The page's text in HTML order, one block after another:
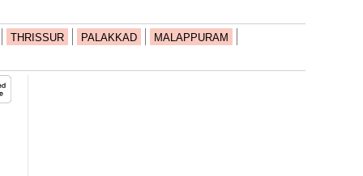
THRISSUR PALAKKAD MALAPPURAM